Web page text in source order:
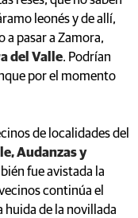
leonés y de allí,
a pasar a Zamora,
del Valle. Podrían
por el momento
de localidades del
Audanzas y
fue avistada la
continúa el
huida de la novillada